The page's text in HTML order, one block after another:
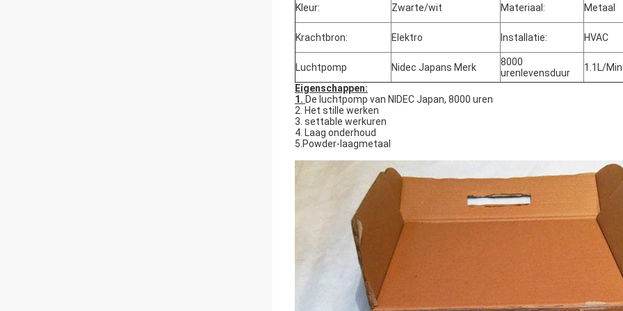
Kleur: Zwarte/wit Materiaal: Metaal
Krachtbron: Elektro Installatie: HVAC
Luchtpomp Nidec Japans Merk
8000
urenlevensduur
1.1L/
Eigenschappen:
1. De luchtpomp van NIDEC Japan, 8000 uren
2. Het stille werken
3. settable werkuren
4. Laag onderhoud
5.Powder-laagmetaal